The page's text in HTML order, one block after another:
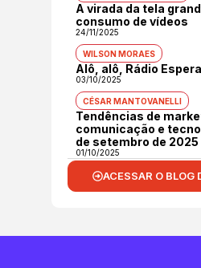
A virada da tela
consumo de vídeos
24/11/2025
WILSON MORAES
Alô, alô, Rádio
03/10/2025
CÉSAR MANTOVANELLI
Tendências de
comunicação e
de setembro de 2025
01/10/2025
ACESSAR O BLOG